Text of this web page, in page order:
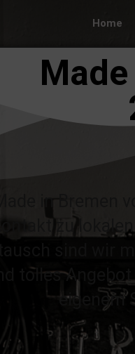
Home
in Bremen
zu
sind wir
tolles
eigenem